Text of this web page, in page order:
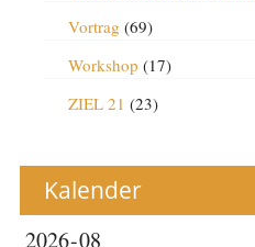
Vortrag (69)
Workshop (17)
ZIEL 21 (23)
Kalender